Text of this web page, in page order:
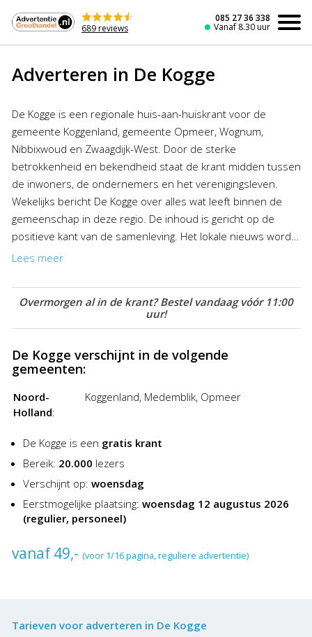
de
inhoud
689 reviews
085 27 36 338
Vanaf 8.30 uur
Adverteren in De Kogge
De Kogge is een regionale huis-aan-huiskrant voor de
gemeente Koggenland, gemeente Opmeer, Wognum,
Nibbixwoud en Zwaagdijk-West. Door de sterke
betrokkenheid en bekendheid staat de krant midden tussen
de inwoners, de ondernemers en het verenigingsleven.
Wekelijks bericht De Kogge over alles wat leeft binnen de
gemeenschap in deze regio. De inhoud is gericht op de
positieve kant van de samenleving. Het lokale nieuws wordt
verzorgd door de lezers en adverteerders in samenwerking
met wekelijkse en maandelijkse columns en rubrieken. Wilt u
adverteren in De Kogge dan kunt u profiteren van de
goedkoop en gemakkelijk!
Lees meer
Overmorgen al in de krant? Bestel vandaag vóór 11:00
uur!
De Kogge verschijnt in de volgende
gemeenten:
Noord-
Holland:
Koggenland, Medemblik, Opmeer
De Kogge is een gratis krant
Bereik: 20.000 lezers
Verschijnt op: woensdag
Eerstmogelijke plaatsing: woensdag 12 augustus 2026
(regulier, personeel)
vanaf 49,- (voor 1/16 pagina, reguliere advertentie)
Tarieven voor adverteren in De Kogge